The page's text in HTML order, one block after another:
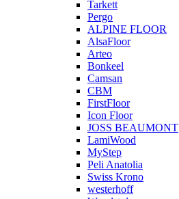
Tarkett
Pergo
ALPINE FLOOR
AlsaFloor
Arteo
Bonkeel
Camsan
CBM
FirstFloor
Icon Floor
JOSS BEAUMONT
LamiWood
MyStep
Peli Anatolia
Swiss Krono
westerhoff